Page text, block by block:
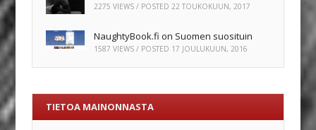
2275 VIEWS / POSTED 22 TOUKOKUUN, 2017
NaughtyBook.fi on Suomen suosituin
1587 VIEWS / POSTED 17 JOULUKUUN, 2016
TIETOA MAINONNASTA